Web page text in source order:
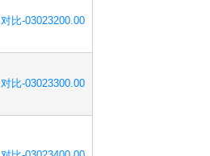
对比-03023200.00
对比-03023300.00